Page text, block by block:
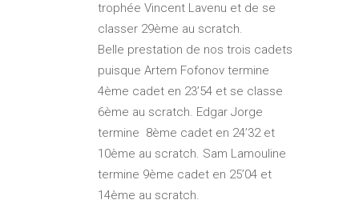
trophée Vincent Lavenu et de se
classer 29ème au scratch.
Belle prestation de nos trois cadets
puisque Artem Fofonov termine
4ème cadet en 23’54 et se classe
6ème au scratch. Edgar Jorge
termine 8ème cadet en 24’32 et
10ème au scratch. Sam Lamouline
termine 9ème cadet en 25’04 et
14ème au scratch.